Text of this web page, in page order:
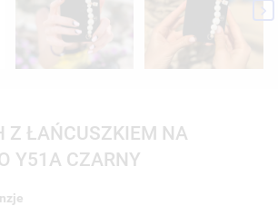

Z ŁAŃCUSZKIEM NA
Y51A CZARNY